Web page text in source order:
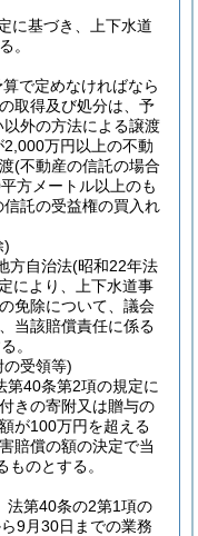
に基づき、上下水道
。
で定めなければなら
取得及び処分は、予
外の方法による譲渡
2,000万円以上の不動
(不動産の信託の場合
方メートル以上のも
信託の受益権の買入れ
)
方自治法(昭和22年法
により、上下水道事
免除について、議会
当該賠償責任に係る
。
受領等)
第40条第2項の規定に
きの寄附又は贈与の
が100万円を超える
賠償の額の決定で当
のとする。
法第40条の2第1項の
9月30日までの業務